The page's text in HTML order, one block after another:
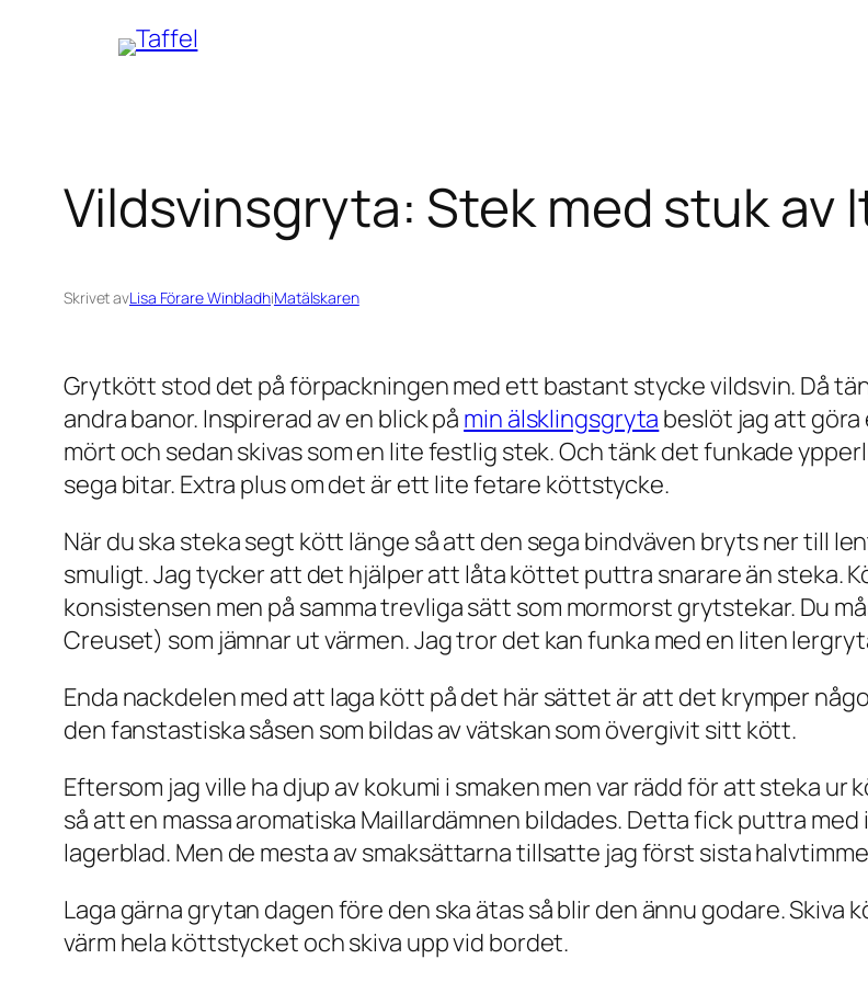
Vildsvinsgryta: Stek med stuk av
Skrivet avLisa Förare WinbladhiMatälskaren
Grytkött stod det på förpackningen med ett bastant stycke vildsvin. Då
andra banor. Inspirerad av en blick på min älsklingsgryta beslöt jag att
mört och sedan skivas som en lite festlig stek. Och tänk det funkade
sega bitar. Extra plus om det är ett lite fetare köttstycke.
När du ska steka segt kött länge så att den sega bindväven bryts ner till
smuligt. Jag tycker att det hjälper att låta köttet puttra snarare än steka.
konsistensen men på samma trevliga sätt som mormorst grytstekar. Du
Creuset) som jämnar ut värmen. Jag tror det kan funka med en liten
Enda nackdelen med att laga kött på det här sättet är att det krymper
den fanstastiska såsen som bildas av vätskan som övergivit sitt kött.
Eftersom jag ville ha djup av kokumi i smaken men var rädd för att steka
så att en massa aromatiska Maillardämnen bildades. Detta fick puttra
lagerblad. Men de mesta av smaksättarna tillsatte jag först sista
Laga gärna grytan dagen före den ska ätas så blir den ännu godare.
värm hela köttstycket och skiva upp vid bordet.